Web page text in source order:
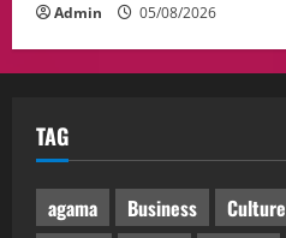
Admin 05/08/2026
TAG
agama Business Culture